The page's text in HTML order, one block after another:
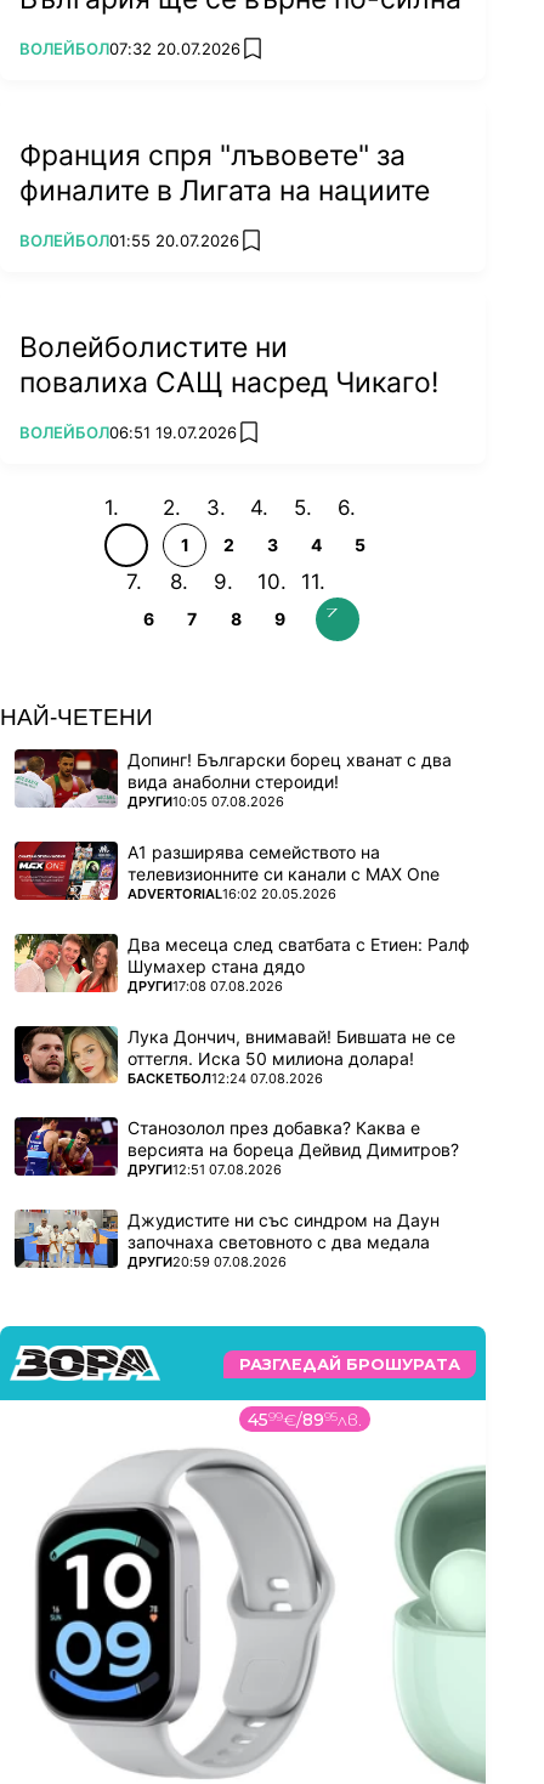
ПОВЕЧЕ ОТ
ВОЛЕЙБОЛ07:32 20.07.2026 add favorites
Франция спря "лъвовете" за
финалите в Лигата на нациите
ПОВЕЧЕ ОТ
ВОЛЕЙБОЛ01:55 20.07.2026 add favorites
Волейболистите ни
повалиха САЩ насред Чикаго!
ПОВЕЧЕ ОТ
ВОЛЕЙБОЛ06:51 19.07.2026 add favorites
1 2 3 4 5
6 7 8 9
НАЙ-ЧЕТЕНИ
Допинг! Български борец хванат с два
вида анаболни стероиди!
ПОВЕЧЕ ОТ
ДРУГИ10:05 07.08.2026
А1 разширява семейството на
телевизионните си канали с MAX One
ПОВЕЧЕ ОТ
ADVERTORIAL16:02 20.05.2026
Два месеца след сватбата с Етиен: Ралф
Шумахер стана дядо
ПОВЕЧЕ ОТ
ДРУГИ17:08 07.08.2026
Лука Дончич, внимавай! Бившата не се
оттегля. Иска 50 милиона долара!
ПОВЕЧЕ ОТ
БАСКЕТБОЛ12:24 07.08.2026
Станозолол през добавка? Каква е
версията на бореца Дейвид Димитров?
ПОВЕЧЕ ОТ
ДРУГИ12:51 07.08.2026
Джудистите ни със синдром на Даун
започнаха световното с два медала
ПОВЕЧЕ ОТ
ДРУГИ20:59 07.08.2026
РАЗГЛЕДАЙ БРОШУРАТА
4599€/8995лв.